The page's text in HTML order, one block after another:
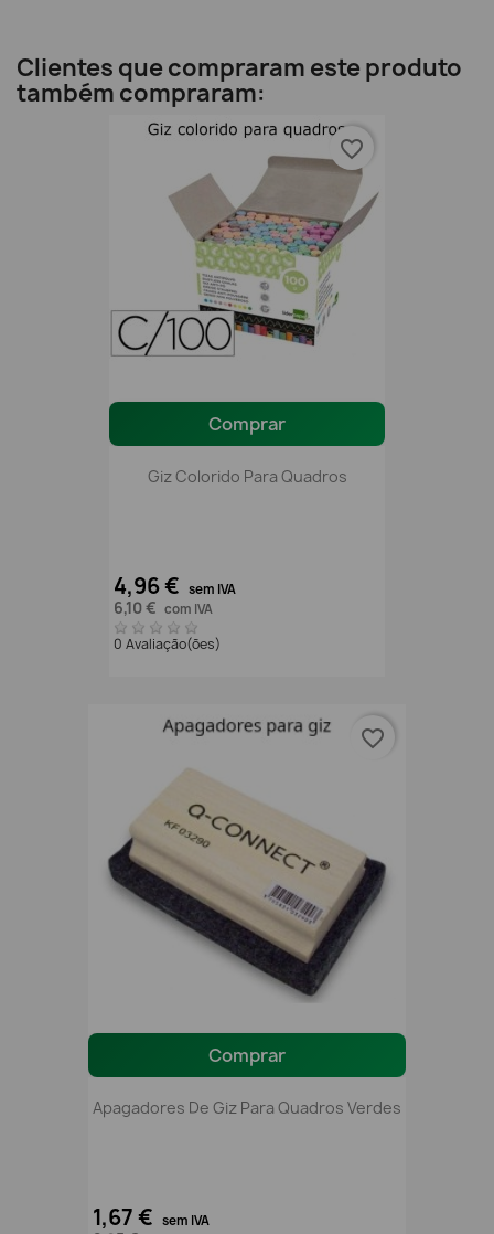
Clientes que compraram este produto
também compraram:
Comprar
Giz Colorido Para Quadros
4,96 € sem IVA
6,10 € com IVA
0 Avaliação(ões)
favorite_border
Comprar
Apagadores De Giz Para Quadros Verdes
1,67 € sem IVA
favorite_border